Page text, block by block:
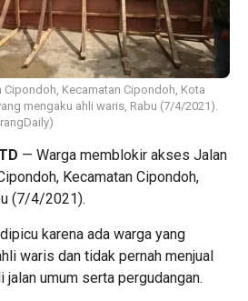
Cipondoh, Kecamatan Cipondoh, Kota
mengaku ahli waris, Rabu (7/4/2021).
— Warga memblokir akses Jalan
Kecamatan Cipondoh,
(7/4/2021).
karena ada warga yang
waris dan tidak pernah menjual
jalan umum serta pergudangan.